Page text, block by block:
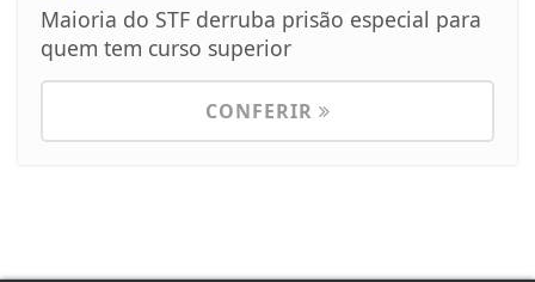
Maioria do STF derruba prisão especial para
quem tem curso superior
CONFERIR